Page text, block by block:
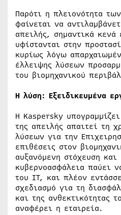
Παρότι η πλειονότητα
φαίνεται να
απειλής, σημαντικά κενά
υφίστανται στην
κυρίως λόγω
έλλειψης λύσεων
του βιομηχανικού
Η λύση: Εξειδικευμένα
Η Kaspersky
της απειλής απαιτεί τη
λύσεων για την
επιθέσεις στον
αυξανόμενη στόχευση
κυβερνοασφάλεια παύει
του IT, και πλέον
σχεδιασμό για τη
και της ανθεκτικότητας
αναφέρει η εταιρεία.